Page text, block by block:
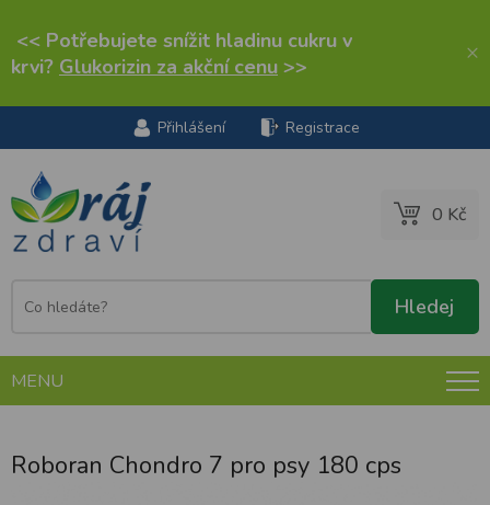
<< Potřebujete snížit hladinu cukru v
krvi? Glukorizin za akční cenu >> ×
Přihlášení Registrace
0 Kč
MENU
Roboran Chondro 7 pro psy 180 cps